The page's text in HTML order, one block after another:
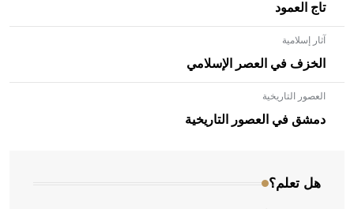
تاج العمود
آثار إسلامية
الخزف في العصر الإسلامي
العصور التاريخية
دمشق في العصور التاريخية
هل تعلم؟
- هل تعلم أن الأبلق نوع من الفنون الهندسية التي ارتبطت
بالعمارة الإسلامية في بلاد الشام ومصر خاصة، حيث يحرص
المعمار على بناء مداميكه وخاصة في الواجهات